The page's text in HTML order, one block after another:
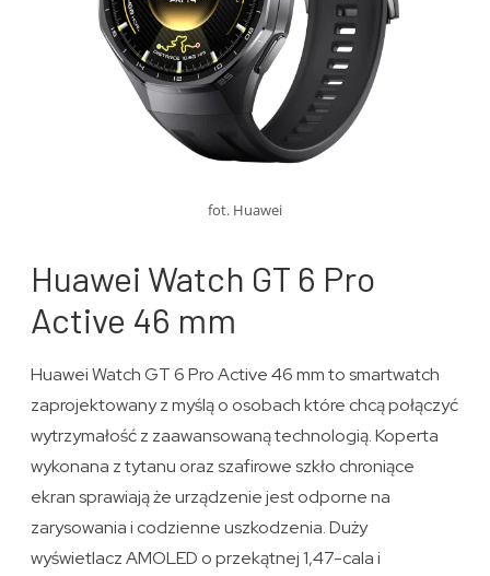
fot. Huawei
Huawei Watch GT 6 Pro
Active 46 mm
Huawei Watch GT 6 Pro Active 46 mm to smartwatch
zaprojektowany z myślą o osobach które chcą połączyć
wytrzymałość z zaawansowaną technologią. Koperta
wykonana z tytanu oraz szafirowe szkło chroniące
ekran sprawiają że urządzenie jest odporne na
zarysowania i codzienne uszkodzenia. Duży
wyświetlacz AMOLED o przekątnej 1,47-cala i